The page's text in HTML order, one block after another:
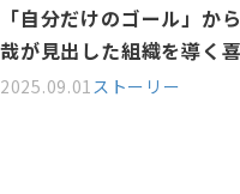
挫折と挑戦：挑み続けた